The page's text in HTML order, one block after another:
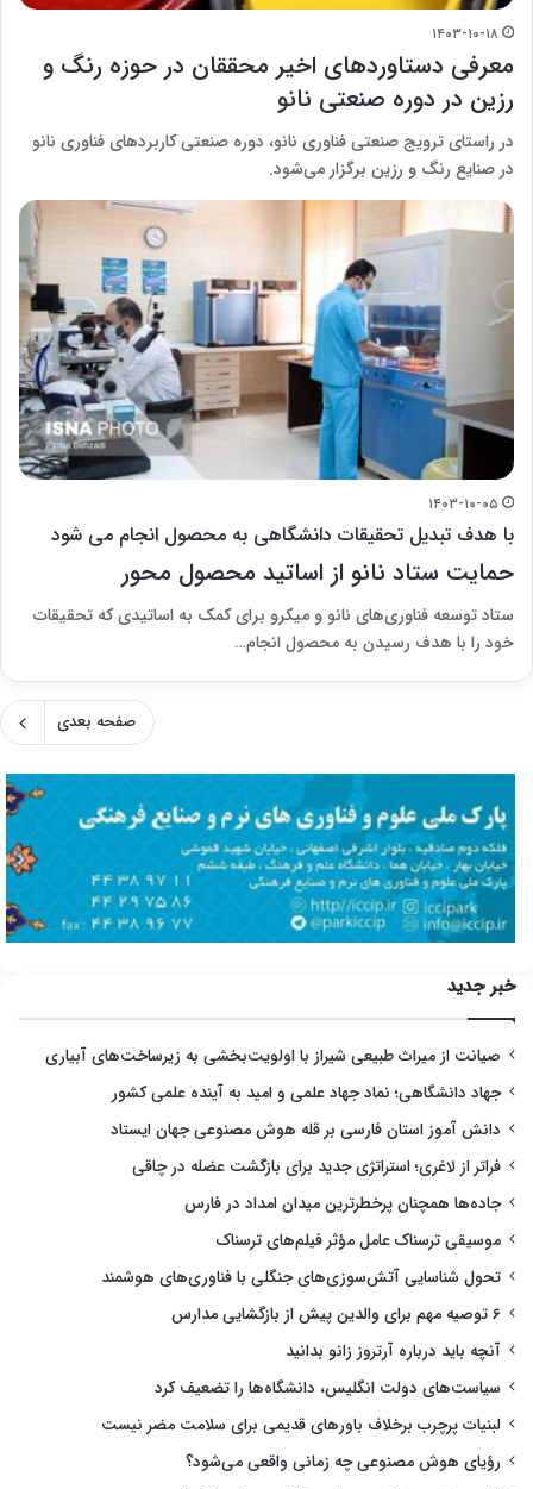
۱۴۰۳-۱۰-۱۸
معرفی دستاوردهای اخیر محققان در حوزه رنگ و
رزین در دوره صنعتی نانو
در راستای ترویج صنعتی فناوری نانو، دوره صنعتی کاربردهای فناوری نانو
در صنایع رنگ و رزین برگزار می‌شود.
۱۴۰۳-۱۰-۰۵
با هدف تبدیل تحقیقات دانشگاهی به محصول انجام می شود
حمایت ستاد نانو از اساتید محصول محور
ستاد توسعه فناوری‌های نانو و میکرو برای کمک به اساتیدی که تحقیقات
خود را با هدف رسیدن به محصول انجام…
صفحه بعدی
خبر جدید
صیانت از میراث طبیعی شیراز با اولویت‌بخشی به زیرساخت‌های آبیاری
جهاد دانشگاهی؛ نماد جهاد علمی و امید به آینده علمی کشور
دانش آموز استان فارسی بر قله هوش مصنوعی جهان ایستاد
فراتر از لاغری؛ استراتژی جدید برای بازگشت عضله در چاقی
جاده‌ها همچنان پرخطرترین میدان امداد در فارس
موسیقی ترسناک عامل مؤثر فیلم‌های ترسناک
تحول شناسایی آتش‌سوزی‌های جنگلی با فناوری‌های هوشمند
۶ توصیه مهم برای والدین پیش از بازگشایی مدارس
آنچه باید درباره آرتروز زانو بدانید
سیاست‌های دولت انگلیس، دانشگاه‌ها را تضعیف کرد
لبنیات پرچرب برخلاف باورهای قدیمی برای سلامت مضر نیست
رؤیای هوش مصنوعی چه زمانی واقعی می‌شود؟